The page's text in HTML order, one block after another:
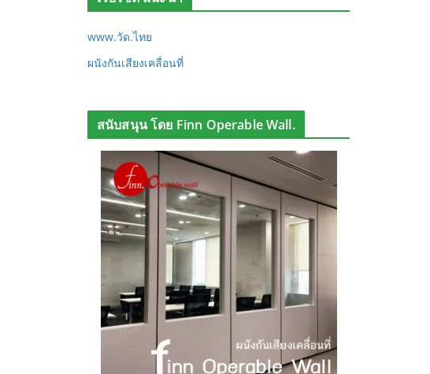
www.วัด.ไทย
ผนังกันเสียงเคลื่อนที่
สนับสนุน โดย Finn Operable Wall.